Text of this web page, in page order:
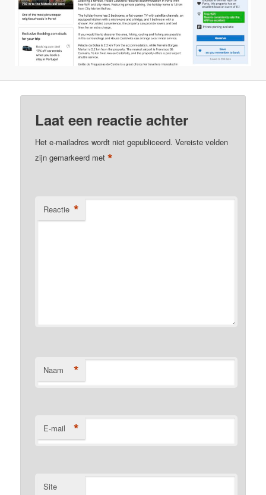
Laat een reactie achter
Het e-mailadres wordt niet gepubliceerd. Vereiste velden
zijn gemarkeerd met*
Reactie *
Naam *
E-mail *
Site